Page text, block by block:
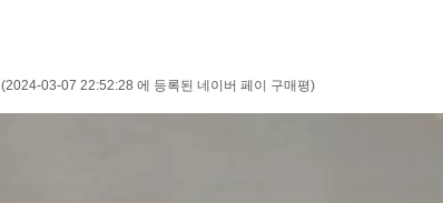
(2024-03-07 22:52:28 에 등록된 네이버 페이 구매평)